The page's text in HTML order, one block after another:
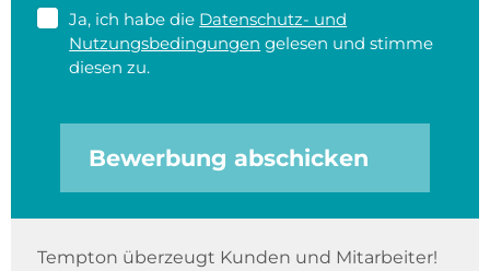
Ja, ich habe die Datenschutz- und
Nutzungsbedingungen gelesen und stimme
diesen zu.
Bewerbung abschicken
Tempton überzeugt Kunden und Mitarbeiter!